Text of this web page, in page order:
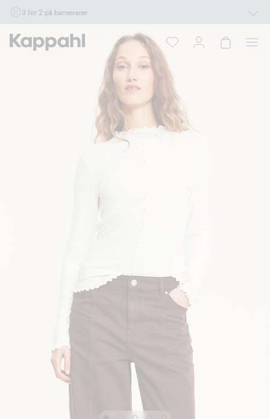
3 for 2 på barnevarer
17/8 i butikk & online for deg som er eller blir medlem. Kan ikke kombineres med
andre tilbud eller rabatter.
Handle nå